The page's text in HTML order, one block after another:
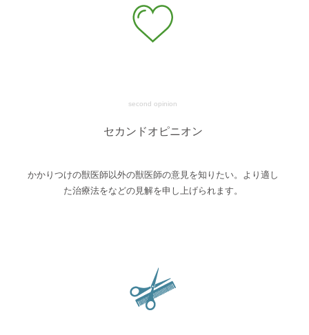
second opinion
セカンドオピニオン
かかりつけの獣医師以外の獣医師の意見を知りたい。より適し
た治療法をなどの見解を申し上げられます。